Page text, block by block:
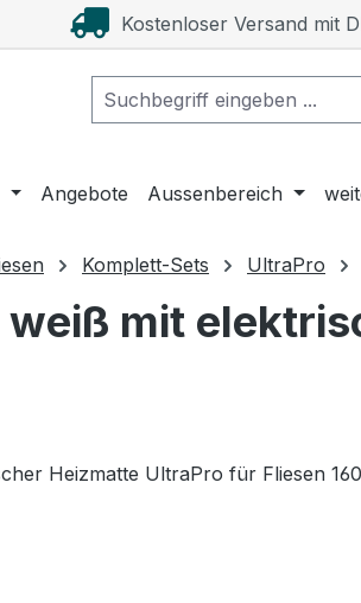
Kostenloser Versand mit
Angebote Aussenbereich
Komplett-Sets UltraPro
mit